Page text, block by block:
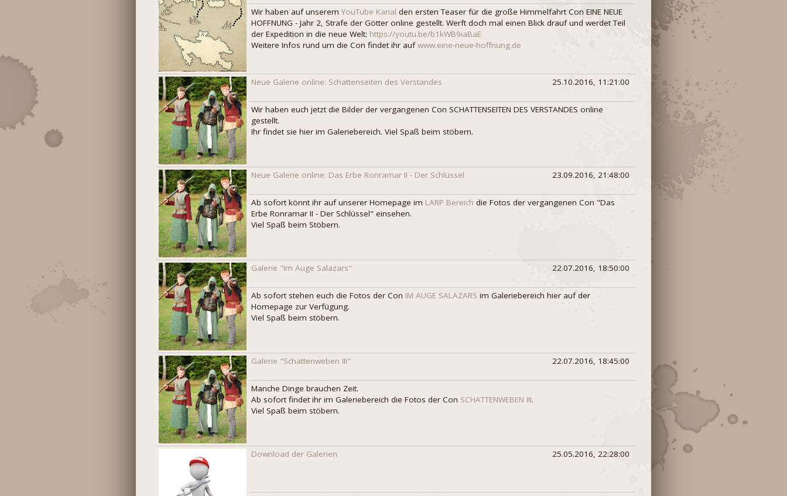
Wir haben auf unseremYouTube Kanal den ersten Teaser für die große Himmelfahrt Con EINE NEUE
HOFFNUNG - Jahr 2, Strafe der Götter online gestellt. Werft doch mal einen Blick drauf und werdet Teil
der Expedition in die neue Welt: https://youtu.be/b1kWB9iaBaE
Weitere Infos rund um die Con findet ihr aufwww.eine-neue-hoffnung.de
Neue Galerie online: Schattenseiten des Verstandes 25.10.2016, 11:21:00
Wir haben euch jetzt die Bilder der vergangenen Con SCHATTENSEITEN DES VERSTANDES online
gestellt.
Ihr findet sie hier im Galeriebereich. Viel Spaß beim stöbern.
Neue Galerie online: Das Erbe Ronramar II - Der Schlüssel 23.09.2016, 21:48:00
Ab sofort könnt ihr auf unserer Homepage im LARP Bereich die Fotos der vergangenen Con "Das
Erbe Ronramar II - Der Schlüssel" einsehen.
Viel Spaß beim Stöbern.
Galerie "Im Auge Salazars" 22.07.2016, 18:50:00
Ab sofort stehen euch die Fotos der Con IM AUGE SALAZARS im Galeriebereich hier auf der
Homepage zur Verfügung.
Viel Spaß beim stöbern.
Galerie "Schattenweben III" 22.07.2016, 18:45:00
Manche Dinge brauchen Zeit.
Ab sofort findet ihr im Galeriebereich die Fotos der Con SCHATTENWEBEN III.
Viel Spaß beim stöbern.
Download der Galerien 25.05.2016, 22:28:00